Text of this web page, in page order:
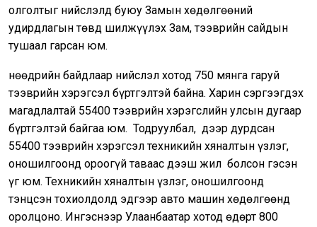
олголтыг нийслэлд буюу Замын хөдөлгөөний
удирдлагын төвд шилжүүлэх Зам, тээврийн сайдын
тушаал гарсан юм.
Өнөөдрийн байдлаар нийслэл хотод 750 мянга гаруй
тээврийн хэрэгсэл бүртгэлтэй байна. Харин сэргээгдэх
магадлалтай 55400 тээврийн хэрэгслийн улсын дугаар
бүртгэлтэй байгаа юм. Тодруулбал, дээр дурдсан
55400 тээврийн хэрэгсэл техникийн хяналтын үзлэг,
оношилгоонд ороогүй таваас дээш жил болсон гэсэн
үг юм. Техникийн хяналтын үзлэг, оношилгоонд
тэнцсэн тохиолдолд эдгээр авто машин хөдөлгөөнд
оролцоно. Ингэснээр Улаанбаатар хотод өдөрт 800